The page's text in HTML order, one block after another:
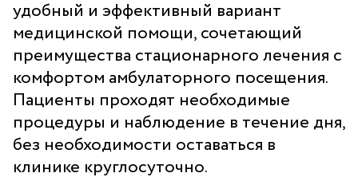
Часто задаваемые вопросы
Спроси врача
Прейскурант цен
Контакты
удобный и эффективный вариант
медицинской помощи, сочетающий
преимущества стационарного лечения с
комфортом амбулаторного посещения.
Пациенты проходят необходимые
процедуры и наблюдение в течение дня,
без необходимости оставаться в
клинике круглосуточно.